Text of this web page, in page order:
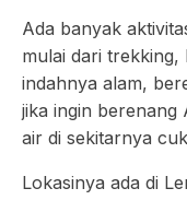
Ada banyak
mulai dari
indahnya alam,
jika ingin berenang
air di sekitarnya
Lokasinya ada di